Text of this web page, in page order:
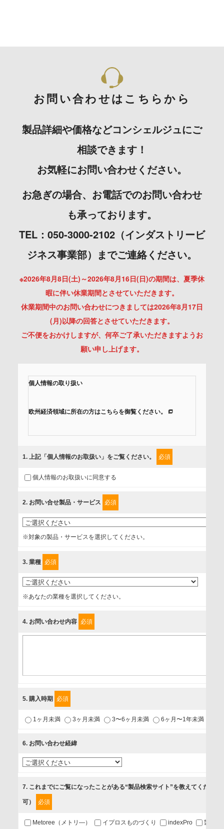
お問い合わせはこちらから
製品詳細や価格などコンシェルジュにご
相談できます！
お気軽にお問い合わせください。
お急ぎの場合、お電話でのお問い合わせ
も承っております。
TEL：050-3000-2102（インダストリービ
ジネス事業部）までご連絡ください。
※2026年8月8日(土)～2026年8月16日(日)の期間は、夏季休
暇に伴い休業期間とさせていただきます。
休業期間中のお問い合わせにつきましては2026年8月17日
(月)以降の回答とさせていただきます。
ご不便をおかけしますが、何卒ご了承いただきますようお
願い申し上げます。
個人情報の取り扱い
欧州経済領域に所在の方はこちらを御覧ください。
組みを行っています。
に取扱い、これらで定める範囲内で、サービスの提供やご案
内等のために利用させていただいております。
情報を提供されるお客様（本人）に対して、情報の収集目
的、管理者、提供の有無、情報提供の任意性や権利について
確認し、当社への情報提供がお客様の懸念にならないよう
上げます。
事業者名
個人情報保護責任者
1.当社が取り扱う商品・サービスに関するご案内
2.当社が開催（主催・共催・協賛）するセミナーなど、各種イ
3.お客様の業務内容、及び興味、関心に応じた情報の提供
4.お客様満足度調査等のアンケートの依頼
第三者提供の有無
あり
1. 上記「個人情報のお取扱い」をご覧ください。 必須
個人情報のお取扱いに同意する
2. お問い合せ製品・サービス 必須
※対象の製品・サービスを選択してください。
3. 業種 必須
※あなたの業種を選択してください。
4. お問い合わせ内容 必須
5. 購入時期 必須
1ヶ月未満 3ヶ月未満 3〜6ヶ月未満 6ヶ月〜1年未満
6. お問い合わせ経緯
7. これまでにご覧になったことがある“製品検索サイト”を教えてください
可） 必須
Metoree（メトリ―） イプロスものづくり indexPro
製品ナ